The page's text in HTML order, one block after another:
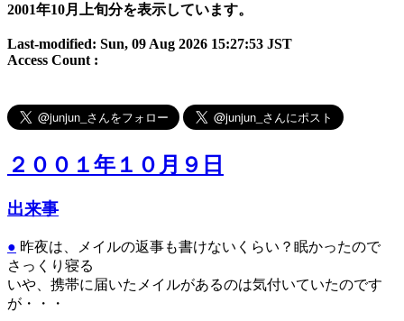
2001年10月上旬分を表示しています。
Last-modified: Sun, 09 Aug 2026 15:27:53 JST
Access Count :
２００１年１０月９日
出来事
● 昨夜は、メイルの返事も書けないくらい？眠かったので
さっくり寝る
いや、携帯に届いたメイルがあるのは気付いていたのです
が・・・